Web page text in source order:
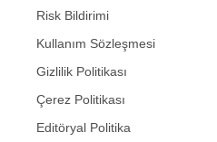
Risk Bildirimi
Kullanım Sözleşmesi
Gizlilik Politikası
Çerez Politikası
Editöryal Politika